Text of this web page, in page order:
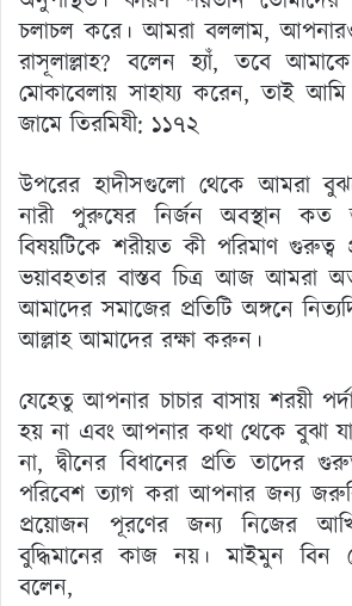
চলাচল করে। আমরা বললাম,
রাসূলাল্লাহ? বলেন হ্যাঁ, তবে
মোকাবেলায় সাহায্য করেন, তাই
জামে তিরমিযী: ১১৭২
উপরের হাদীসগুলো থেকে আমরা
নারী পুরুষের নির্জন অবস্থান কত
বিষয়টিকে শরীয়ত কী পরিমাণ গুরুত্ব
ভয়াবহতার বাস্তব চিত্র আজ আমরা
আমাদের সমাজের প্রতিটি অঙ্গনে
আল্লাহ আমাদের রক্ষা করুন।
যেহেতু আপনার চাচার বাসায় শরয়ী
হয় না এবং আপনার কথা থেকে বুঝা
না, দ্বীনের বিধানের প্রতি তাদের
পরিবেশ ত্যাগ করা আপনার জন্য
প্রয়োজন পূরণের জন্য নিজের
বুদ্ধিমানের কাজ নয়। মাইমুন বিন
বলেন,